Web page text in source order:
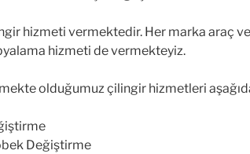
hizmeti vermektedir. Her marka araç
hizmeti de vermekteyiz.
olduğumuz çilingir hizmetleri
Değiştirme